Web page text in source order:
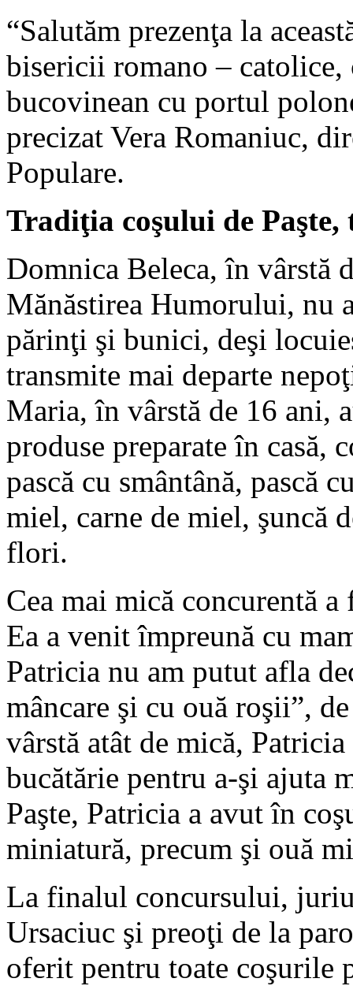
“Salutăm prezenţa la
bisericii romano –
bucovinean cu portul
precizat Vera Romaniuc,
Populare.
Tradiţia coşului de
Domnica Beleca, în vârstă
Mănăstirea Humorului, nu
părinţi şi bunici, deşi
transmite mai departe
Maria, în vârstă de 16 ani,
produse preparate în casă,
pască cu smântână, pască
miel, carne de miel, şuncă
flori.
Cea mai mică concurentă
Ea a venit împreună cu
Patricia nu am putut afla
mâncare şi cu ouă roşii”,
vârstă atât de mică,
bucătărie pentru a-şi ajuta
Paşte, Patricia a avut în
miniatură, precum şi ouă
La finalul concursului,
Ursaciuc şi preoţi de la
oferit pentru toate coşurile